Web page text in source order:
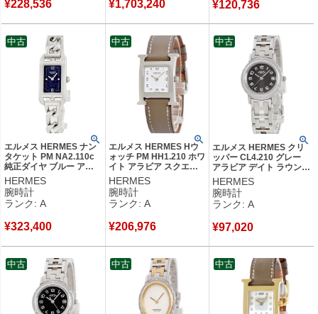
¥228,536 ¥1,703,240 ¥120,736
エルメス HERMES ナン
タケット PM NA2.110c
純正ダイヤ ブルー アベ
ンチュリン 角型 チェー
ンブレス レディース 腕
時計クオーツ ブルー
【中古】中古美品
HERMES
腕時計
ランク: A
¥323,400
中古
エルメス HERMES Hウ
ォッチ PM HH1.210 ホワ
イト アラビア スクエア
H型 ギョーシェ レディー
ス 腕時計クオーツ ホワ
イト 【中古】中古美品
HERMES
腕時計
ランク: A
¥206,976
中古
エルメス HERMES クリ
ッパー CL4.210 グレー
アラビア デイト ラウンド
3針 レディース 腕時計ク
オーツ グレー 【中古】中
古美品
HERMES
腕時計
ランク: A
¥97,020
中古
中古 中古 中古